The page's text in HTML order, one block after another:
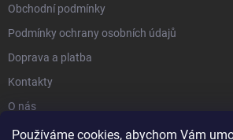
Používáme cookies, abychom Vám
Obchodní podmínky
Podmínky ochrany osobních údajů
Doprava a platba
Kontakty
O nás
Reklamace